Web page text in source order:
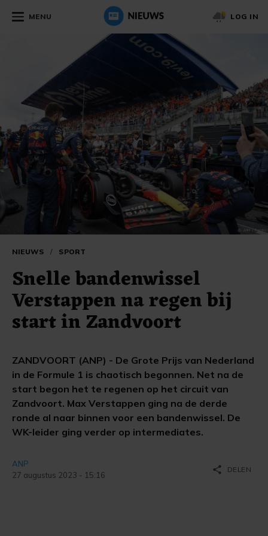
MENU LOG IN
NIEUWS / SPORT
Snelle bandenwissel
Verstappen na regen bij
start in Zandvoort
ZANDVOORT (ANP) - De Grote Prijs van Nederland
in de Formule 1 is chaotisch begonnen. Net na de
start begon het te regenen op het circuit van
Zandvoort. Max Verstappen ging na de derde
ronde al naar binnen voor een bandenwissel. De
WK-leider ging verder op intermediates.
ANP
27 augustus 2023 - 15:16
share DELEN